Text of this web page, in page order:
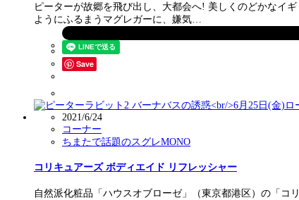
ピーターが故郷を飛び出し、大都会へ! 美しくのどかなイ
ようにふるまうマグレガーに、嫌気…
Save
2021/6/24
コーナー
ちまたで話題のスグレMONO
コリキュアーズ ボディエイド リフレッシャー
自然派化粧品「ハウスオブローゼ」（東京都港区）の「コ